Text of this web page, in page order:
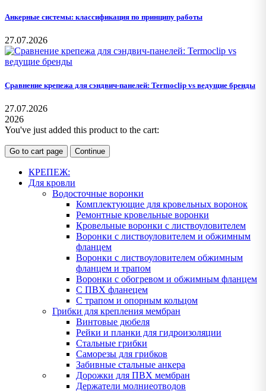
Анкерные системы: классификация по принципу работы
27.07.2026
Сравнение крепежа для сэндвич-панелей: Termoclip vs ведущие бренды
27.07.2026
2026
You've just added this product to the cart:
Go to cart page Continue
КРЕПЕЖ:
Для кровли
Водосточные воронки
Комплектующие для кровельных воронок
Ремонтные кровельные воронки
Кровельные воронки с листвоуловителем
Воронки с листвоуловителем и обжимным
фланцем
Воронки с листвоуловителем обжимным
фланцем и трапом
Воронки с обогревом и обжимным фланцем
С ПВХ фланецем
С трапом и опорным кольцом
Грибки для крепления мембран
Винтовые дюбеля
Рейки и планки для гидроизоляции
Стальные грибки
Саморезы для грибков
Забивные стальные анкера
Дорожки для ПВХ мембран
Держатели молниеотводов